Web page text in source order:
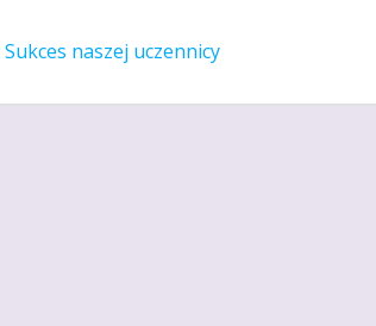
Poprzedni
Sukces naszej uczennicy